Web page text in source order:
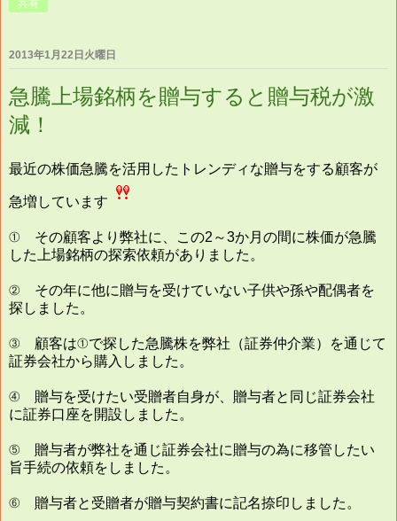
共有
2013年1月22日火曜日
急騰上場銘柄を贈与すると贈与税が激
減！
最近の株価急騰を活用したトレンディな贈与をする顧客が
急増しています
① その顧客より弊社に、この2～3か月の間に株価が急騰
した上場銘柄の探索依頼がありました。
② その年に他に贈与を受けていない子供や孫や配偶者を
探しました。
③ 顧客は①で探した急騰株を弊社（証券仲介業）を通じて
証券会社から購入しました。
④ 贈与を受けたい受贈者自身が、贈与者と同じ証券会社
に証券口座を開設しました。
⑤ 贈与者が弊社を通じ証券会社に贈与の為に移管したい
旨手続の依頼をしました。
⑥ 贈与者と受贈者が贈与契約書に記名捺印しました。